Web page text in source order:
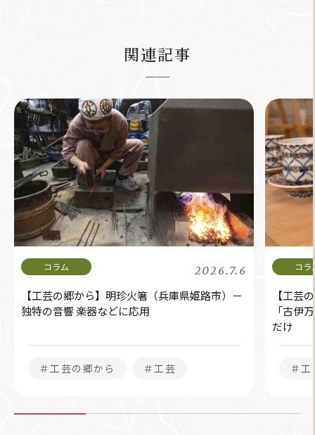
関連記事
2026.7.6
【工芸の郷から】明珍火箸（兵庫県姫路市）－
独特の音響 楽器などに応用
＃工芸の郷から ＃工芸
【工芸
「古伊
だけ
＃